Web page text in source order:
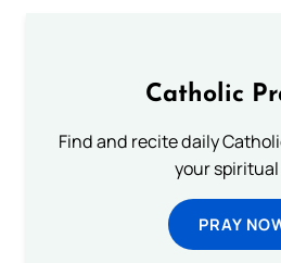
Catholic
Find and recite daily
your
PRAY